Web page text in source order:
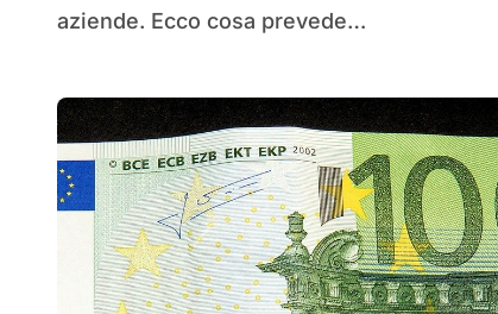
aziende. Ecco cosa prevede…